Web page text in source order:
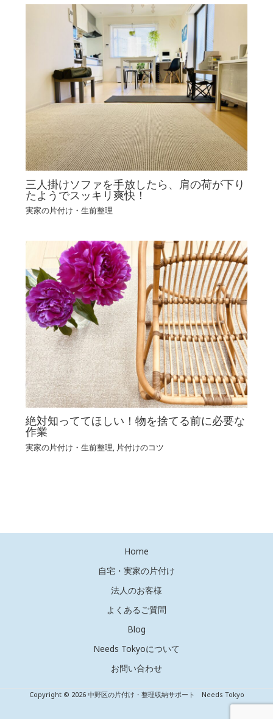
三人掛けソファを手放したら、肩の荷が下り
たようでスッキリ爽快！
実家の片付け・生前整理
絶対知っててほしい！物を捨てる前に必要な
作業
実家の片付け・生前整理, 片付けのコツ
Home
自宅・実家の片付け
法人のお客様
よくあるご質問
Blog
Needs Tokyoについて
お問い合わせ
Copyright © 2026 中野区の片付け・整理収納サポート Needs Tokyo